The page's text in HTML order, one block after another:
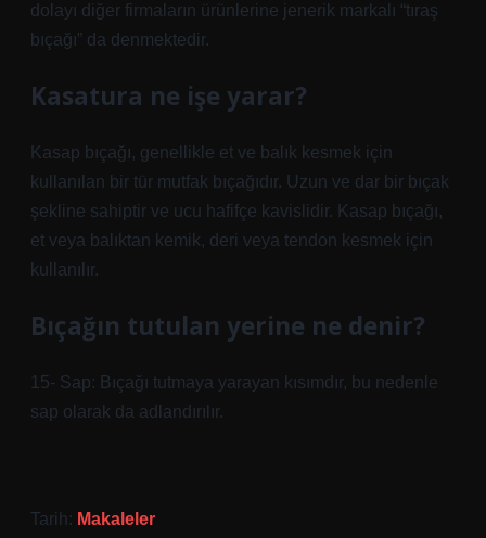
dolayı diğer firmaların ürünlerine jenerik markalı “tıraş
bıçağı” da denmektedir.
Kasatura ne işe yarar?
Kasap bıçağı, genellikle et ve balık kesmek için
kullanılan bir tür mutfak bıçağıdır. Uzun ve dar bir bıçak
şekline sahiptir ve ucu hafifçe kavislidir. Kasap bıçağı,
et veya balıktan kemik, deri veya tendon kesmek için
kullanılır.
Bıçağın tutulan yerine ne denir?
15- Sap: Bıçağı tutmaya yarayan kısımdır, bu nedenle
sap olarak da adlandırılır.
Tarih: Makaleler